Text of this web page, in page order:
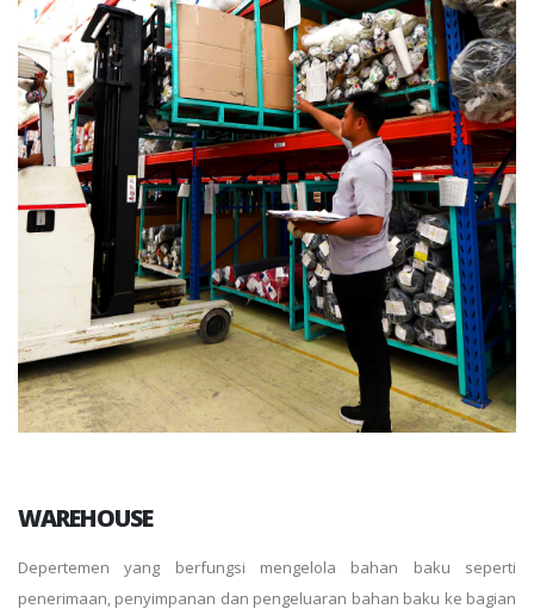
WAREHOUSE
Depertemen yang berfungsi mengelola bahan baku seperti
penerimaan, penyimpanan dan pengeluaran bahan baku ke bagian